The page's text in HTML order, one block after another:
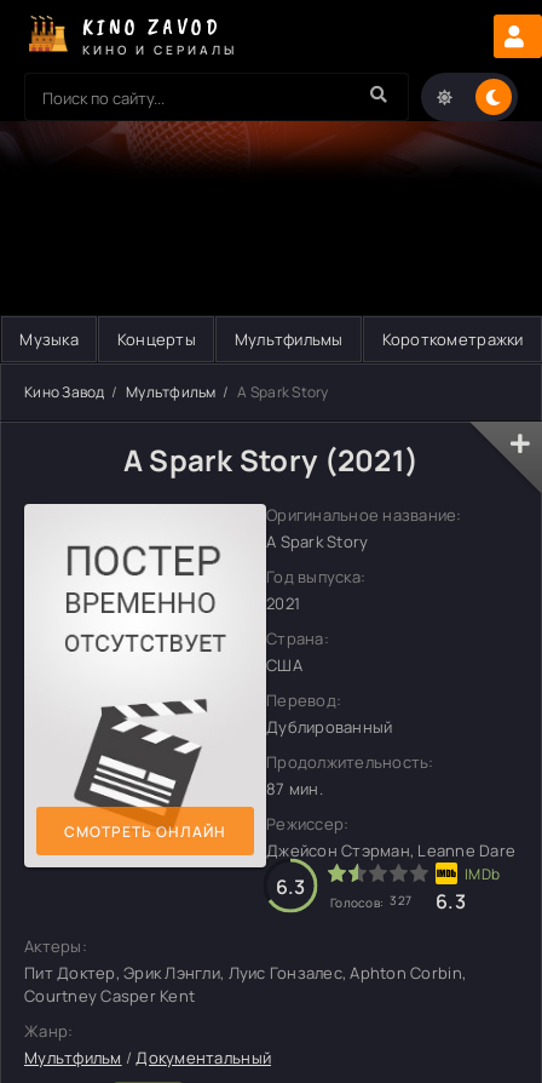
KINO ZAVOD
КИНО И СЕРИАЛЫ
Музыка Концерты Мультфильмы Короткометражки
Кино Завод Мультфильм A Spark Story
A Spark Story (2021)
СМОТРЕТЬ ОНЛАЙН
Оригинальное название:
A Spark Story
Год выпуска:
2021
Страна:
США
Перевод:
Дублированный
Продолжительность:
87 мин.
Режиссер:
Джейсон Стэрман, Leanne Dare
6.3
Голосов: 327 6.3
Актеры:
Пит Доктер, Эрик Лэнгли, Луис Гонзалес, Aphton Corbin,
Courtney Casper Kent
Жанр:
Мультфильм /Документальный